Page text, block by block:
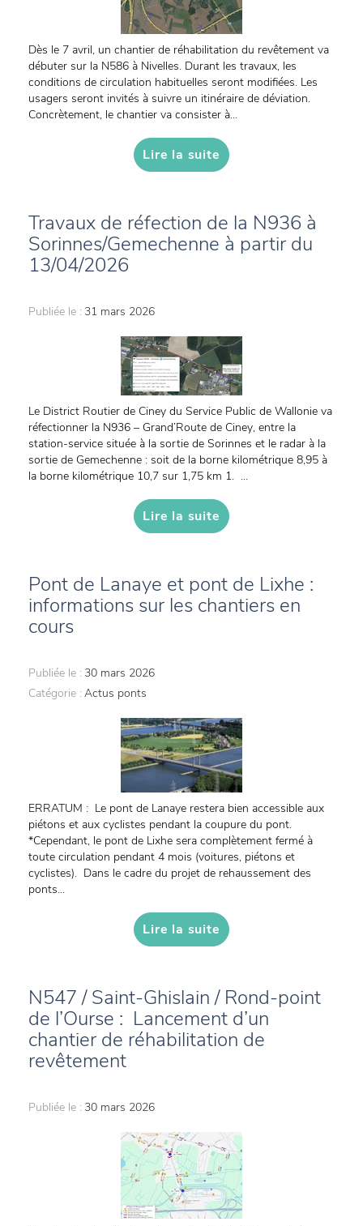
Dès le 7 avril, un chantier de réhabilitation du revêtement va
débuter sur la N586 à Nivelles. Durant les travaux, les
conditions de circulation habituelles seront modifiées. Les
usagers seront invités à suivre un itinéraire de déviation.
Concrètement, le chantier va consister à...
Lire la suite
Travaux de réfection de la N936 à
Sorinnes/Gemechenne à partir du
13/04/2026
Publiée le : 31 mars 2026
Le District Routier de Ciney du Service Public de Wallonie va
réfectionner la N936 – Grand’Route de Ciney, entre la
station-service située à la sortie de Sorinnes et le radar à la
sortie de Gemechenne : soit de la borne kilométrique 8,95 à
la borne kilométrique 10,7 sur 1,75 km 1. ...
Lire la suite
Pont de Lanaye et pont de Lixhe :
informations sur les chantiers en
cours
Publiée le : 30 mars 2026
Catégorie : Actus ponts
ERRATUM : Le pont de Lanaye restera bien accessible aux
piétons et aux cyclistes pendant la coupure du pont.
*Cependant, le pont de Lixhe sera complètement fermé à
toute circulation pendant 4 mois (voitures, piétons et
cyclistes). Dans le cadre du projet de rehaussement des
ponts...
Lire la suite
N547 / Saint-Ghislain / Rond-point
de l’Ourse : Lancement d’un
chantier de réhabilitation de
revêtement
Publiée le : 30 mars 2026